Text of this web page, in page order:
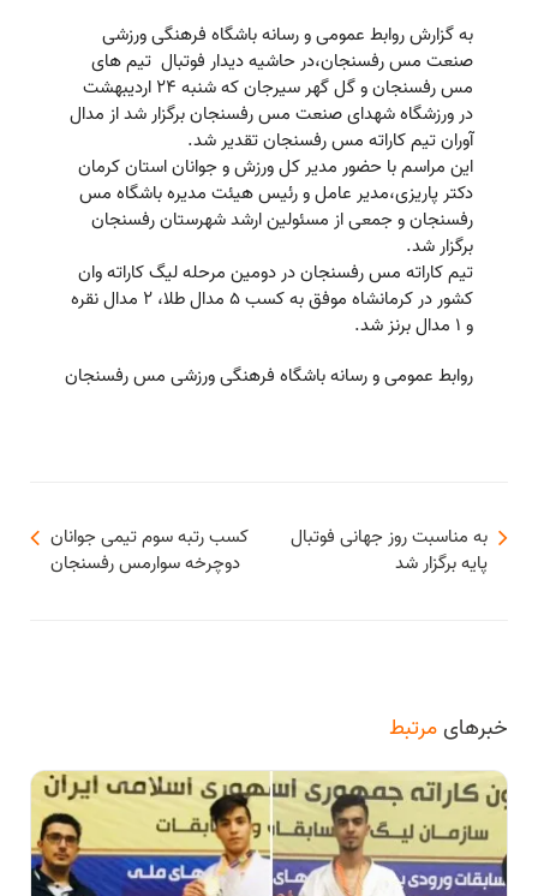
به گزارش روابط عمومی و رسانه باشگاه فرهنگی ورزشی
صنعت مس رفسنجان،در حاشیه دیدار فوتبال تیم های
مس رفسنجان و گل گهر سيرجان كه شنبه ۲۴ ارديبهشت
در ورزشگاه شهدای صنعت مس رفسنجان برگزار شد از مدال
آوران تيم كاراته مس رفسنجان تقدير شد.
این مراسم با حضور مدیر کل ورزش و جوانان استان کرمان
دکتر پاریزی،مدیر عامل و رئیس هیئت مدیره باشگاه مس
رفسنجان و جمعی از مسئولین ارشد شهرستان رفسنجان
برگزار شد.
تيم كاراته مس رفسنجان در دومين مرحله ليگ كاراته وان
كشور در کرمانشاه موفق به كسب ۵ مدال طلا، ٢ مدال نقره
و ١ مدال برنز شد.
روابط عمومی و رسانه باشگاه فرهنگی ورزشی مس رفسنجان
کسب رتبه سوم تیمی جوانان
دوچرخه سوارمس رفسنجان
به مناسبت روز جهانی فوتبال
پایه برگزار شد
خبرهایمرتبط